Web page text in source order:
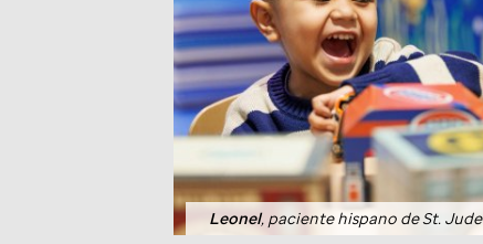
Leonel, paciente hispano de St. Jude